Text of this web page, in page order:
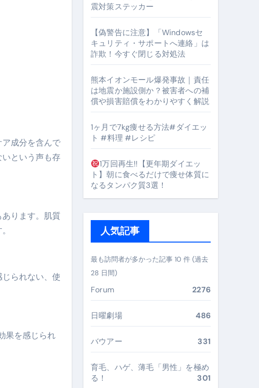
#ダイエット #筋トレ #美容 #健康 #雑学 #ナレーター #小林将大
の起点となるのが独自ドメイン
能BTOを最安で手に入れる方法
のスマホ防衛システム」完全ガイド
イド
作る完全ガイド
ずに選ぶ”実践大全
マーク／Peach／FDA／ソラシドエアを目的別に選ぶコツと、失敗し
で伝わる。いま選ばれている新定番ドメイン
ット #筋トレ #美容 #健康 #雑学 #ナレーター #小林将大
ト #筋トレ #美容 #健康 #雑学 #ナレーター #小林将大
ット #筋トレ #美容 #健康 #雑学 #ナレーター #小林将大
痩せる
タート
ア成分を含んで
という声も存
ります。肌質
られない、使
果を感じられ
震対策ステッカー
【偽警告に注意】「Windowsセ
キュリティ・サポートへ連絡」は
詐欺！今すぐ閉じる対処法
熊本イオンモール爆発事故｜責任
は地震か施設側か？被害者への補
償や損害賠償をわかりやすく解説
1ヶ月で7kg痩せる方法#ダイエッ
ト #料理 #レシピ
1万回再生!!【更年期ダイエッ
ト】朝に食べるだけで痩せ体質に
なるタンパク質3選！
人気記事
最も訪問者が多かった記事 10 件 (過去
28 日間)
Forum 2276
日曜劇場 486
バウアー 331
育毛、ハゲ、薄毛「男性」を極め
る！
301